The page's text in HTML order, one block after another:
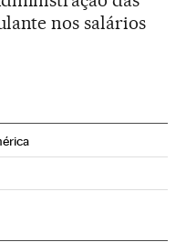
nos salários
Instagram
en Facebook